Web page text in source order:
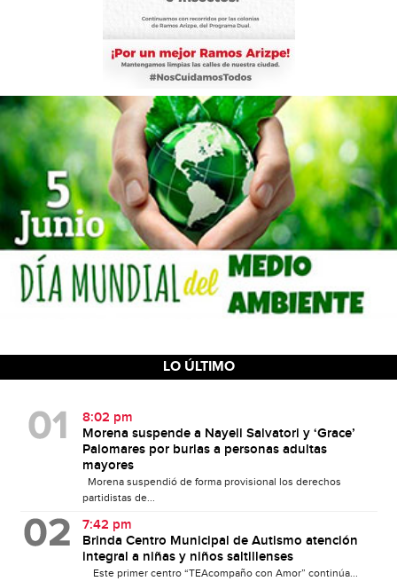
LO ÚLTIMO
8:02 pm
Morena suspende a Nayeli Salvatori y ‘Grace’
Palomares por burlas a personas adultas
mayores
Morena suspendió de forma provisional los derechos
partidistas de...
7:42 pm
Brinda Centro Municipal de Autismo atención
integral a niñas y niños saltillenses
Este primer centro “TEAcompaño con Amor” continúa...